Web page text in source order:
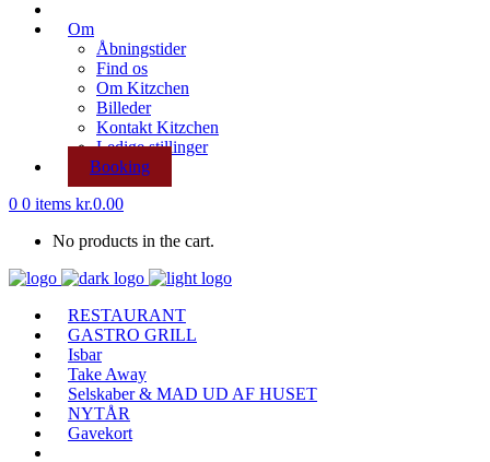
Om
Åbningstider
Find os
Om Kitzchen
Billeder
Kontakt Kitzchen
Ledige stillinger
Booking
0 0 items kr.0.00
No products in the cart.
RESTAURANT
GASTRO GRILL
Isbar
Take Away
Selskaber & MAD UD AF HUSET
NYTÅR
Gavekort